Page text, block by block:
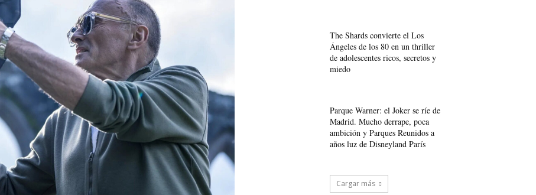
The Shards convierte el Los
Ángeles de los 80 en un thriller
de adolescentes ricos, secretos y
miedo
Parque Warner: el Joker se ríe de
Madrid. Mucho derrape, poca
ambición y Parques Reunidos a
años luz de Disneyland París
Cargar más